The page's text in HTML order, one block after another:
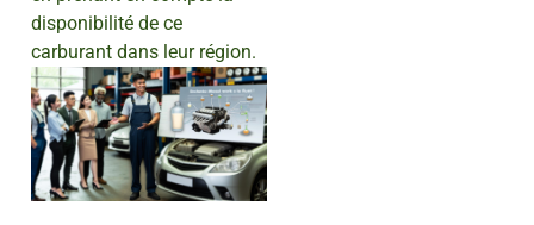
disponibilité de ce
carburant dans leur région.